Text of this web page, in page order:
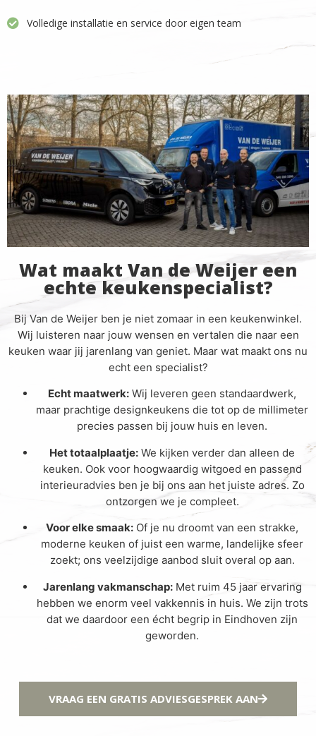
Volledige installatie en service door eigen team
Wat maakt Van de Weijer een
echte keukenspecialist?
Bij Van de Weijer ben je niet zomaar in een keukenwinkel.
Wij luisteren naar jouw wensen en vertalen die naar een
keuken waar jij jarenlang van geniet. Maar wat maakt ons nu
echt een specialist?
Echt maatwerk: Wij leveren geen standaardwerk,
maar prachtige designkeukens die tot op de millimeter
precies passen bij jouw huis en leven.
Het totaalplaatje: We kijken verder dan alleen de
keuken. Ook voor hoogwaardig witgoed en passend
interieuradvies ben je bij ons aan het juiste adres. Zo
ontzorgen we je compleet.
Voor elke smaak: Of je nu droomt van een strakke,
moderne keuken of juist een warme, landelijke sfeer
zoekt; ons veelzijdige aanbod sluit overal op aan.
Jarenlang vakmanschap:Met ruim 45 jaar ervaring
hebben we enorm veel vakkennis in huis. We zijn trots
dat we daardoor een écht begrip in Eindhoven zijn
geworden.
VRAAG EEN GRATIS ADVIESGESPREK AAN